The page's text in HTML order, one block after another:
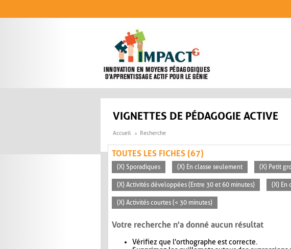
VIGNETTES DE PÉDAGOGIE ACTIVE
Accueil Recherche
TOUTES LES FICHES (67)
(X) Sporadiques (X) En classe seulement (X) Petit
(X) Activités développées (Entre 30 et 60 minutes) (X) En
(X) Activités courtes (< 30 minutes)
Votre recherche n'a donné aucun résultat
Vérifiez que l'orthographe est correcte.